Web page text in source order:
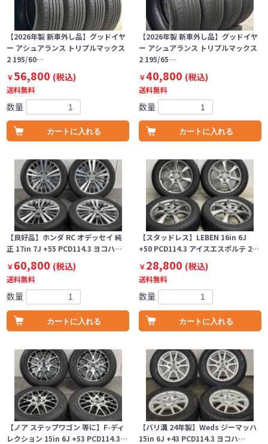
【2026年製 新車外し品】グッドイヤ
ー アシュアランス トリプルマックス
2 195/60…
￥56,800 (税込)
送料無料
数量
カートに入れる
【2026年製 新車外し品】グッドイヤ
ー アシュアランス トリプルマックス
2 195/65…
￥40,800 (税込)
送料無料
数量
カートに入れる
【良好品】ホンダ RC オデッセイ 純
正 17in 7J +55 PCD114.3 ヨコハ…
￥60,800 (税込)
送料無料
数量
カートに入れる
【スタッドレス】LEBEN 16in 6J
+50 PCD114.3 アイスエスポルテ 2…
￥28,800 (税込)
送料無料
数量
カートに入れる
【ノア ステップワゴン 等に】F-ディ
レクション 15in 6J +53 PCD114.3…
【バリ溝 24年製】Weds ジーマッハ
15in 6J +43 PCD114.3 ヨコハ…